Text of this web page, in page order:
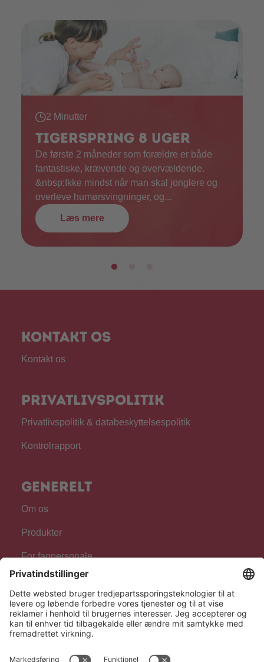
2 Minutter
Tigerspring 8 uger
De første 2 måneder som forældre er både
fantastiske, krævende og overvældende.
&nbsp;Ikke mindst når man skal jonglere og
overleve humørsvingninger, og...
Læs mere
Kontakt os
Kontakt os
Privatlivspolitik
Privatlivspolitik & databeskyttelsespolitik
Kontrolrapport
Generelt
Om os
Produkter
For fagpersonale
Følg os